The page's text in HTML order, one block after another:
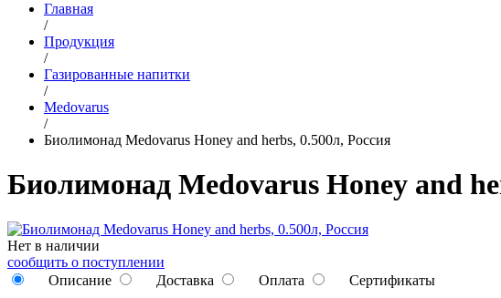
Главная
/
Продукция
/
Газированные напитки
/
Medovarus
/
Биолимонад Medovarus Honey and herbs, 0.500л, Россия
Биолимонад Medovarus Honey and
Нет в наличии
сообщить о поступлении
Описание
Доставка Оплата
Сертификаты